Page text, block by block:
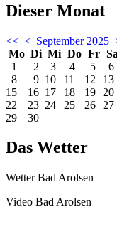
Dieser Monat
<< < September 2025
Mo Di Mi Do Fr Sa
1
2 3 4 5 6
8
9 10 11 12 13
15
16 17 18 19 20
22
23 24 25 26 27
29
30
Das Wetter
Wetter Bad Arolsen
Video Bad Arolsen